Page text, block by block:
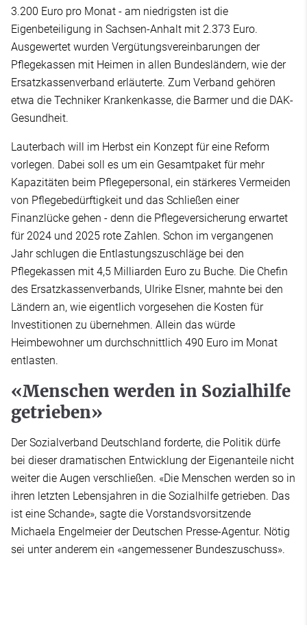
3.200 Euro pro Monat - am niedrigsten ist die
Eigenbeteiligung in Sachsen-Anhalt mit 2.373 Euro.
Ausgewertet wurden Vergütungsvereinbarungen der
Pflegekassen mit Heimen in allen Bundesländern, wie der
Ersatzkassenverband erläuterte. Zum Verband gehören
etwa die Techniker Krankenkasse, die Barmer und die DAK-
Gesundheit.
Lauterbach will im Herbst ein Konzept für eine Reform
vorlegen. Dabei soll es um ein Gesamtpaket für mehr
Kapazitäten beim Pflegepersonal, ein stärkeres Vermeiden
von Pflegebedürftigkeit und das Schließen einer
Finanzlücke gehen - denn die Pflegeversicherung erwartet
für 2024 und 2025 rote Zahlen. Schon im vergangenen
Jahr schlugen die Entlastungszuschläge bei den
Pflegekassen mit 4,5 Milliarden Euro zu Buche. Die Chefin
des Ersatzkassenverbands, Ulrike Elsner, mahnte bei den
Ländern an, wie eigentlich vorgesehen die Kosten für
Investitionen zu übernehmen. Allein das würde
Heimbewohner um durchschnittlich 490 Euro im Monat
entlasten.
«Menschen werden in Sozialhilfe
getrieben»
Der Sozialverband Deutschland forderte, die Politik dürfe
bei dieser dramatischen Entwicklung der Eigenanteile nicht
weiter die Augen verschließen. «Die Menschen werden so in
ihren letzten Lebensjahren in die Sozialhilfe getrieben. Das
ist eine Schande», sagte die Vorstandsvorsitzende
Michaela Engelmeier der Deutschen Presse-Agentur. Nötig
sei unter anderem ein «angemessener Bundeszuschuss».